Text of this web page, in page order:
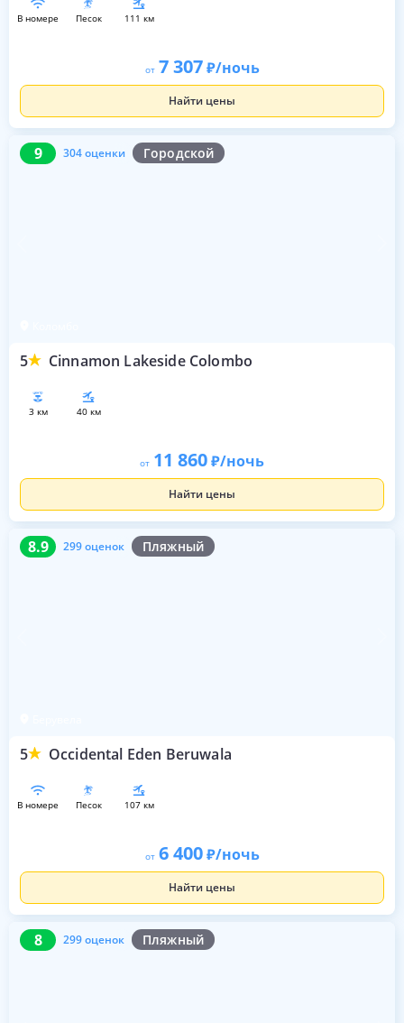
в номере песок 111 км
от 7 307 /ночь
Найти цены
9 304 оценки Городской
5 Cinnamon Lakeside Colombo
9 304 оценки
3 км 40 км
от 11 860 /ночь
Найти цены
8.9 299 оценок Пляжный
5 Occidental Eden Beruwala
8.9 299 оценок
в номере песок 107 км
от 6 400 /ночь
Найти цены
8 299 оценок Пляжный
8 299 оценок